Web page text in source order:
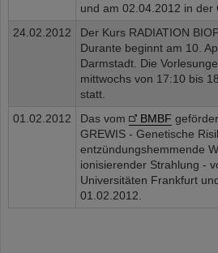
und am 02.04.2012 in der
24.02.2012
Der Kurs RADIATION
Durante beginnt am 10.
Darmstadt. Die
mittwochs von 17:10 bis
statt.
01.02.2012
Das vom BMBF
GREWIS - Genetische
entzündungshemmende
ionisierender Strahlung -
Universitäten Frankfurt
01.02.2012.